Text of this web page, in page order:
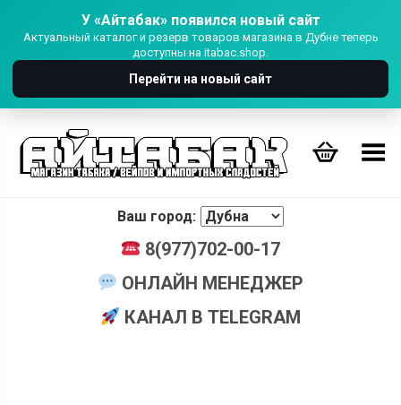
У «Айтабак» появился новый сайт
Актуальный каталог и резерв товаров магазина в Дубне теперь
доступны на itabac.shop.
Перейти на новый сайт
Переключить Меню
Ваш город:
8(977)702-00-17
ОНЛАЙН МЕНЕДЖЕР
КАНАЛ В TELEGRAM